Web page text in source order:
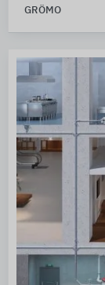
GRÖMO